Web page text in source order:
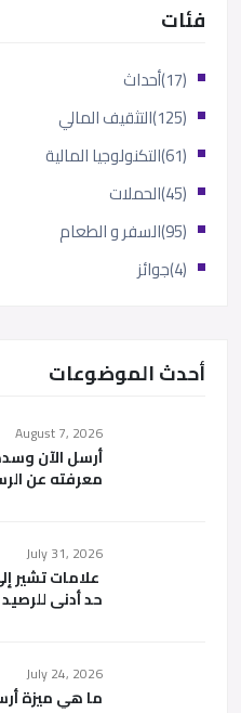
فئات
أحداث
(17)
التثقيف المالي
(125)
التكنولوجيا المالية
(61)
الحملات
(45)
السفر و الطعام
(95)
جوائز (4)
أحدث الموضوعات
August 7, 2026
أرسل الآن
معرفته عن
July 31, 2026
علامات تشير
حد أدنى
July 24, 2026
ما هي ميزة